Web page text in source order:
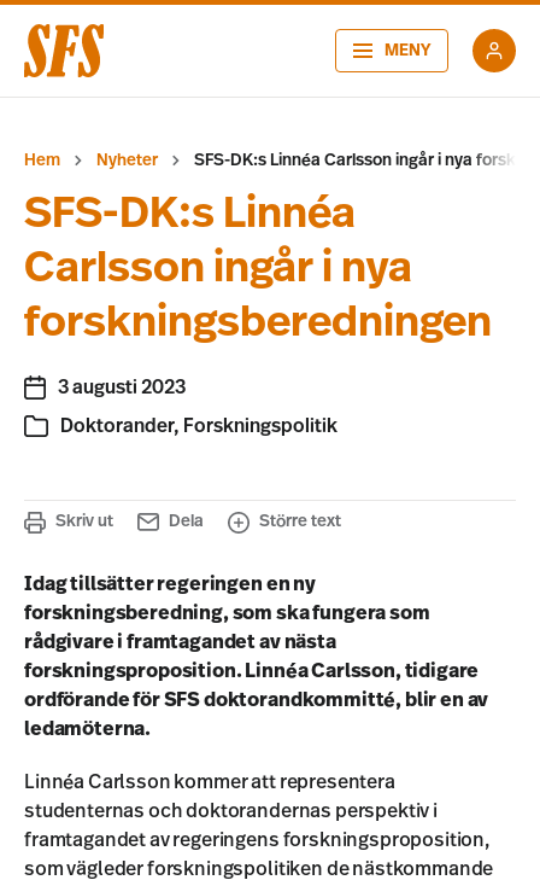
MENY
Hem Nyheter SFS-DK:s Linnéa Carlsson ingår i nya
SFS-DK:s Linnéa
Carlsson ingår i nya
forskningsberedningen
3 augusti 2023
Doktorander, Forskningspolitik
Skriv ut Dela Större text
Idag tillsätter regeringen en ny
forskningsberedning, som ska fungera som
rådgivare i framtagandet av nästa
forskningsproposition. Linnéa Carlsson, tidigare
ordförande för SFS doktorandkommitté, blir en av
ledamöterna.
Linnéa Carlsson kommer att representera
studenternas och doktorandernas perspektiv i
framtagandet av regeringens forskningsproposition,
som vägleder forskningspolitiken de nästkommande